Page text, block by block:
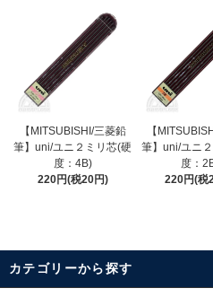
【MITSUBISHI/三菱鉛
筆】uni/ユニ２ミリ芯(硬
度：4B)
220円(税20円)
【
筆】uni/ユニ
度：
220円(税
カテゴリーから探す